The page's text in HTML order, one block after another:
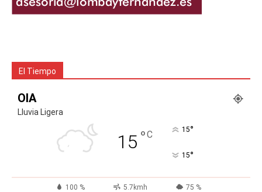
El Tiempo
OIA
Lluvia Ligera
15 °C 15°
15°
100 % 5.7kmh 75 %